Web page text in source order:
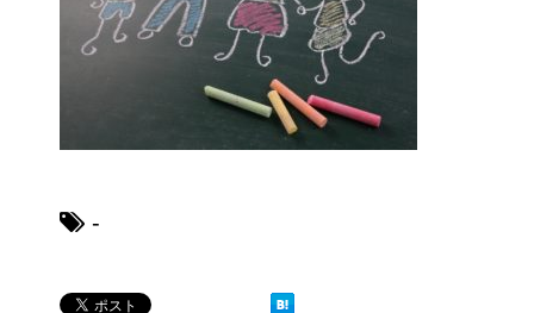
方法とリメイク料理！
男だって自分で作る楽しい料
理！
果的なのか？！
-